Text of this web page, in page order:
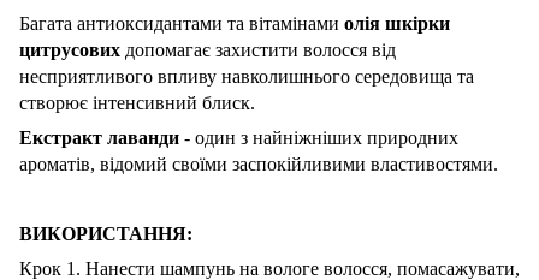
Багата антиоксидантами та вітамінами олія шкірки
цитрусових допомагає захистити волосся від
несприятливого впливу навколишнього середовища та
створює інтенсивний блиск.
Екстракт лаванди - один з найніжніших природних
ароматів, відомий своїми заспокійливими властивостями.
ВИКОРИСТАННЯ:
Крок 1. Нанести шампунь на вологе волосся, помасажувати,